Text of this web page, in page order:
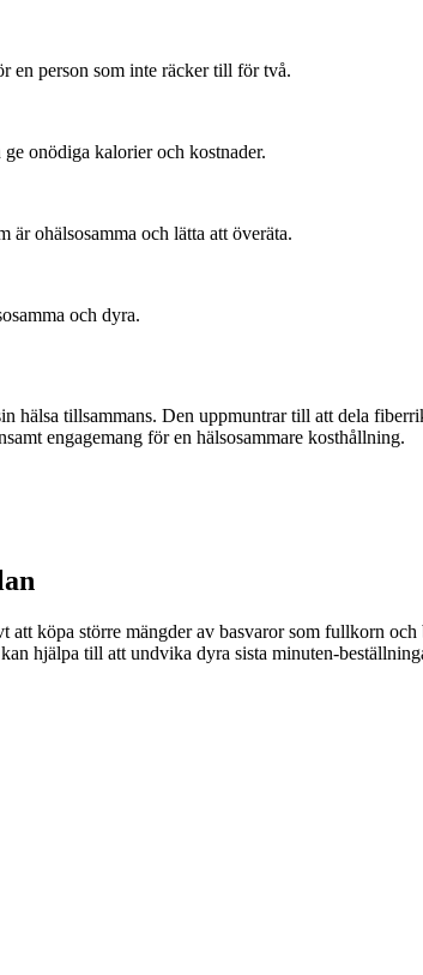
en person som inte räcker till för två.
onödiga kalorier och kostnader.
är ohälsosamma och lätta att överäta.
och dyra.
tillsammans. Den uppmuntrar till att dela
engagemang för en hälsosammare kosthållning.
köpa större mängder av basvaror som fullkorn
hjälpa till att undvika dyra sista minuten-